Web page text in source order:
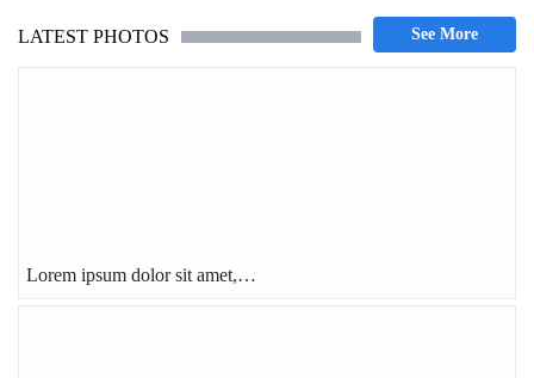
LATEST PHOTOS
Lorem ipsum dolor sit amet,…